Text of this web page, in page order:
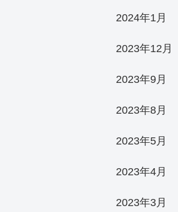
2024年1月
2023年12月
2023年9月
2023年8月
2023年5月
2023年4月
2023年3月